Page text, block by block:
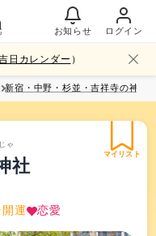
お知らせ ログイン
日カレンダー ）
新宿・中野・杉並・吉祥寺の神社
マイリスト
ゃ
社
開運 恋愛